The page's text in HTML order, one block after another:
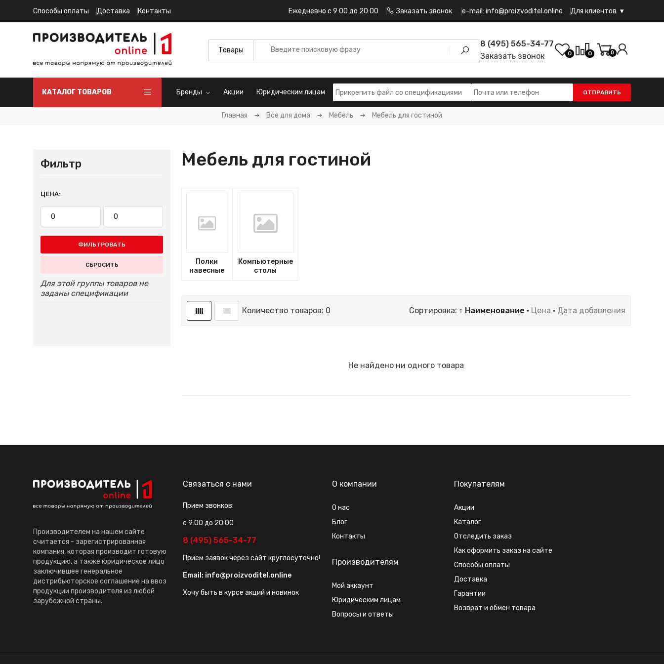
Способы оплаты Доставка Контакты Ежедневно с 9:00 до 20:00 Заказать звонок e-mail: info@proizvoditel.online Для клиентов
8 (495) 565-34-77
Заказать звонок
0 0 0
КАТАЛОГ ТОВАРОВ Бренды Акции Юридическим лицам ОТПРАВИТЬ
Главная Все для дома Мебель Мебель для гостиной
Мебель для гостиной
Полки
навесные
Компьютерные
столы
Количество товаров: 0 Сортировка: ↑ Наименование · Цена · Дата добавления
Не найдено ни одного товара
Фильтр
ЦЕНА:
ФИЛЬТРОВАТЬ
СБРОСИТЬ
Для этой группы товаров не
заданы спецификации
Производителем на нашем сайте
считается - зарегистрированная
компания, которая производит готовую
продукцию, а также юридическое лицо
заключившее генеральное
дистрибьюторское соглашение на ввоз
продукции производителя из любой
зарубежной страны.
Связаться с нами
Прием звонков:
с 9:00 до 20:00
8 (495) 565-34-77
Прием заявок через сайт круглосуточно!
Email: info@proizvoditel.online
Хочу быть в курсе акций и новинок
О компании
О нас
Блог
Контакты
Производителям
Мой аккаунт
Юридическим лицам
Вопросы и ответы
Покупателям
Акции
Каталог
Отследить заказ
Как оформить заказ на сайте
Способы оплаты
Доставка
Гарантии
Возврат и обмен товара